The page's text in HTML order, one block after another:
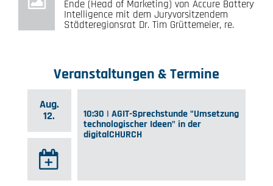
Ende (Head of Marketing) von Accure Battery
Intelligence mit dem Juryvorsitzendem
Städteregionsrat Dr. Tim Grüttemeier, re.
Veranstaltungen & Termine
Aug.
12.
10:30 | AGIT-Sprechstunde "Umsetzung
technologischer Ideen" in der
digitalCHURCH